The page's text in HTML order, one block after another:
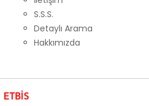
S.S.S.
Detaylı Arama
Hakkımızda
ETBİS